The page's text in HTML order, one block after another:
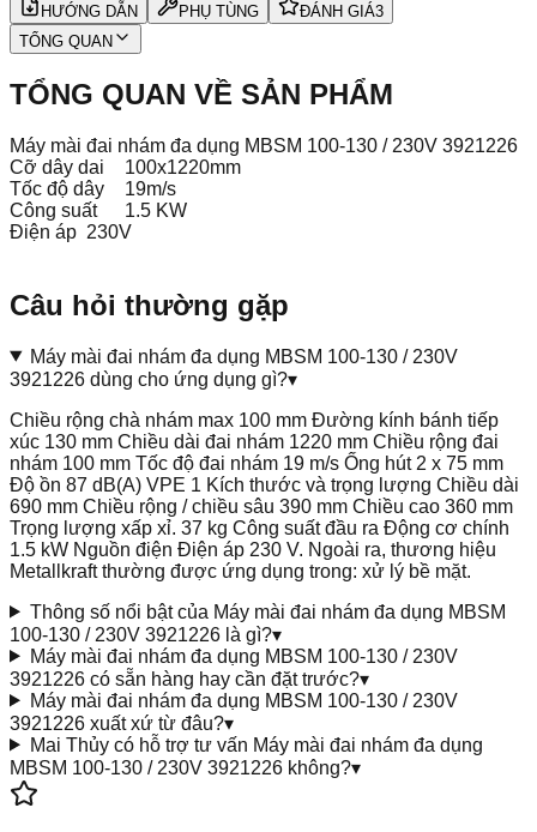
HƯỚNG DẪN
PHỤ TÙNG ĐÁNH GIÁ3
TỔNG QUAN
TỔNG QUAN VỀ SẢN PHẨM
Máy mài đai nhám đa dụng MBSM 100-130 / 230V 3921226
Cỡ dây dai
100x1220mm
Tốc độ dây
19m/s
Công suất
1.5 KW
Điện áp 230V
Câu hỏi thường gặp
Máy mài đai nhám đa dụng MBSM 100-130 / 230V
3921226 dùng cho ứng dụng gì?▾
Chiều rộng chà nhám max 100 mm Đường kính bánh tiếp
xúc 130 mm Chiều dài đai nhám 1220 mm Chiều rộng đai
nhám 100 mm Tốc độ đai nhám 19 m/s Ống hút 2 x 75 mm
Độ ồn 87 dB(A) VPE 1 Kích thước và trọng lượng Chiều dài
690 mm Chiều rộng / chiều sâu 390 mm Chiều cao 360 mm
Trọng lượng xấp xỉ. 37 kg Công suất đầu ra Động cơ chính
1.5 kW Nguồn điện Điện áp 230 V. Ngoài ra, thương hiệu
Metallkraft thường được ứng dụng trong: xử lý bề mặt.
Thông số nổi bật của Máy mài đai nhám đa dụng MBSM
100-130 / 230V 3921226 là gì?▾
Máy mài đai nhám đa dụng MBSM 100-130 / 230V
3921226 có sẵn hàng hay cần đặt trước?▾
Máy mài đai nhám đa dụng MBSM 100-130 / 230V
3921226 xuất xứ từ đâu?▾
Mai Thủy có hỗ trợ tư vấn Máy mài đai nhám đa dụng
MBSM 100-130 / 230V 3921226 không?▾